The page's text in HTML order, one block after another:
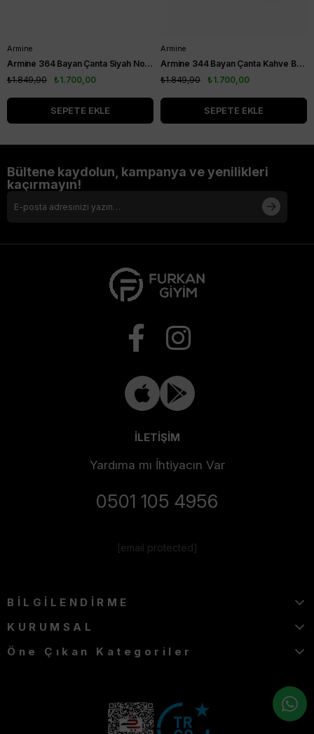
Armine
Armine 364 Bayan Çanta Siyah Noktalı
₺1.700,00
₺1.849,90
SEPETE EKLE
Armine
Armine 344 Bayan Çanta Kahve Baskılı
₺1.700,00
₺1.849,90
SEPETE EKLE
Bültene kaydolun, kampanya ve yenilikleri
kaçırmayın!
İLETİŞİM
Yardıma mı İhtiyacın Var
0501 105 4956
[email protected]
BİLGİLENDİRME
KURUMSAL
Öne Çıkan Kategoriler